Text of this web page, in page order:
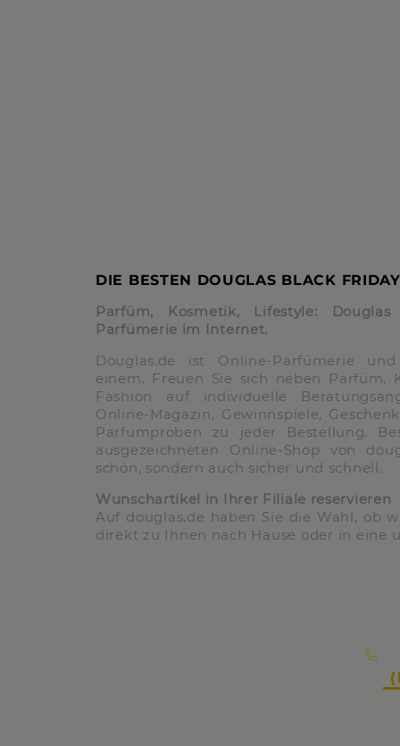
DIE BESTEN DOUGLAS BLACK
Parfüm, Kosmetik, Lifestyle:
Parfümerie im Internet.
Douglas.de ist Online-Parfümerie
einem. Freuen Sie sich neben Parfüm,
Fashion auf individuelle
Online-Magazin, Gewinnspiele,
Parfumproben zu jeder Bestellung.
ausgezeichneten Online-Shop von
schön, sondern auch sicher und schnell.
Wunschartikel in Ihrer Filiale reservieren
Auf douglas.de haben Sie die Wahl, ob
direkt zu Ihnen nach Hause oder in eine